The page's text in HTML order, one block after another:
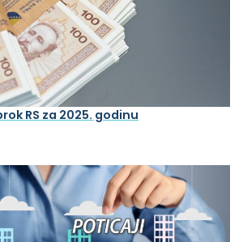
RS za 2025. godinu